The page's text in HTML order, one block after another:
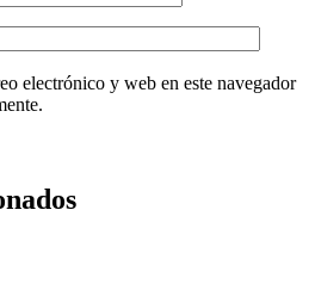
electrónico y web en este navegador